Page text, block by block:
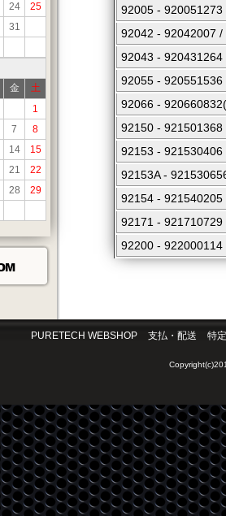
24
25
31
金
土
1
7
8
14
15
21
22
28
29
92005 - 920051273
92042 - 92042007
92043 - 920431264
92055 - 920551536
92066 -
92150 - 921501368
92153 - 921530406
92153A -
92154 - 921540205
92171 - 921710729
92200 - 922000114
PURETECH WEBSHOP 支払・配送 特